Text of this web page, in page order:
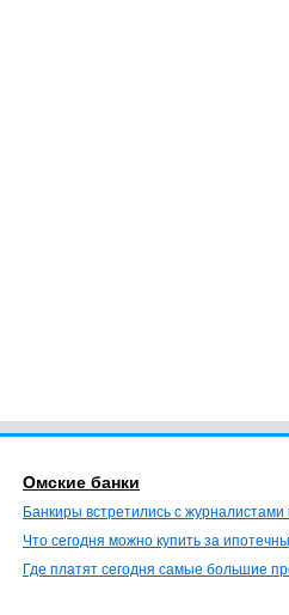
Омские банки
Банкиры встретились с
Что сегодня можно купить за
Где платят сегодня самые большие